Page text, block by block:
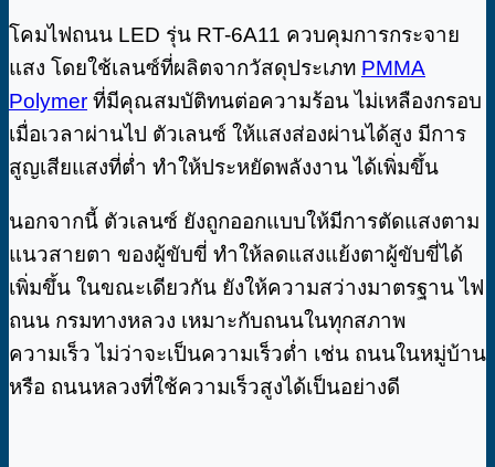
โคมไฟถนน LED รุ่น RT-6A11 ควบคุมการกระจาย
แสง โดยใช้เลนซ์ที่ผลิตจากวัสดุประเภท PMMA
Polymer ที่มีคุณสมบัติทนต่อความร้อน ไม่เหลืองกรอบ
เมื่อเวลาผ่านไป ตัวเลนซ์ ให้แสงส่องผ่านได้สูง มีการ
สูญเสียแสงที่ต่ำ ทำให้ประหยัดพลังงาน ได้เพิ่มขึ้น
นอกจากนี้ ตัวเลนซ์ ยังถูกออกแบบให้มีการตัดแสงตาม
แนวสายตา ของผู้ขับขี่ ทำให้ลดแสงแย้งตาผู้ขับขี่ได้
เพิ่มขึ้น ในขณะเดียวกัน ยังให้ความสว่างมาตรฐาน ไฟ
ถนน กรมทางหลวง เหมาะกับถนนในทุกสภาพ
ความเร็ว ไม่ว่าจะเป็นความเร็วต่ำ เช่น ถนนในหมู่บ้าน
หรือ ถนนหลวงที่ใช้ความเร็วสูงได้เป็นอย่างดี